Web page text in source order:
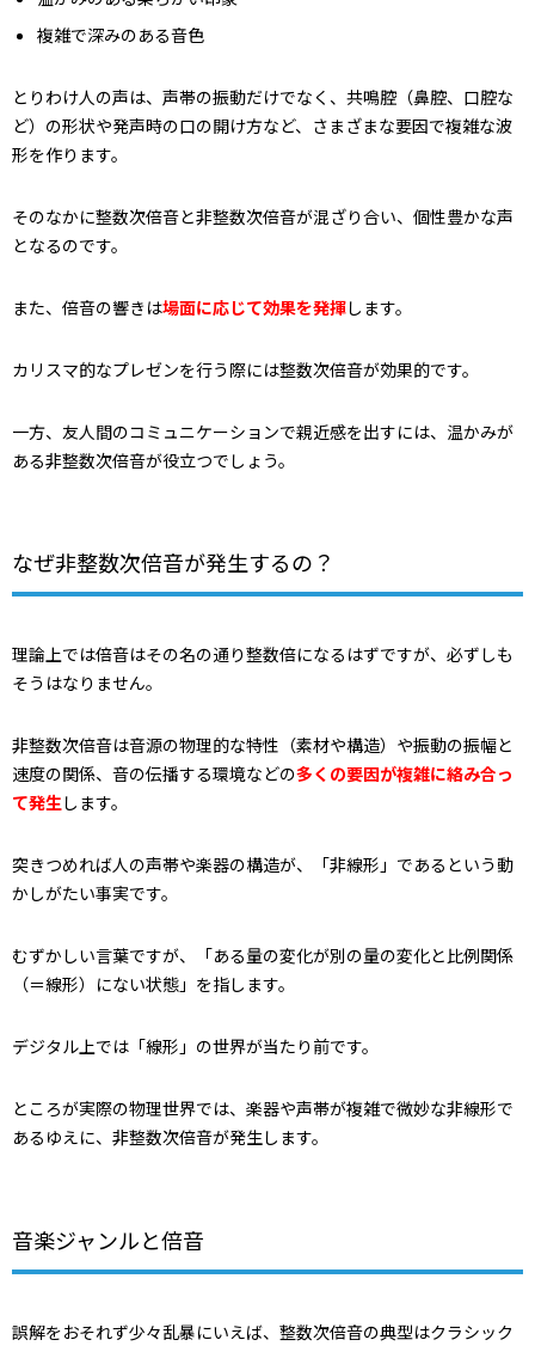
複雑で深みのある音色
とりわけ人の声は、声帯の振動だけでなく、共鳴腔（鼻腔、口腔な
ど）の形状や発声時の口の開け方など、さまざまな要因で複雑な波
形を作ります。
そのなかに整数次倍音と非整数次倍音が混ざり合い、個性豊かな声
となるのです。
また、倍音の響きは場面に応じて効果を発揮します。
カリスマ的なプレゼンを行う際には整数次倍音が効果的です。
一方、友人間のコミュニケーションで親近感を出すには、温かみが
ある非整数次倍音が役立つでしょう。
なぜ非整数次倍音が発生するの？
理論上では倍音はその名の通り整数倍になるはずですが、必ずしも
そうはなりません。
非整数次倍音は音源の物理的な特性（素材や構造）や振動の振幅と
速度の関係、音の伝播する環境などの多くの要因が複雑に絡み合っ
て発生します。
突きつめれば人の声帯や楽器の構造が、「非線形」であるという動
かしがたい事実です。
むずかしい言葉ですが、「ある量の変化が別の量の変化と比例関係
（＝線形）にない状態」を指します。
デジタル上では「線形」の世界が当たり前です。
ところが実際の物理世界では、楽器や声帯が複雑で微妙な非線形で
あるゆえに、非整数次倍音が発生します。
音楽ジャンルと倍音
誤解をおそれず少々乱暴にいえば、整数次倍音の典型はクラシック